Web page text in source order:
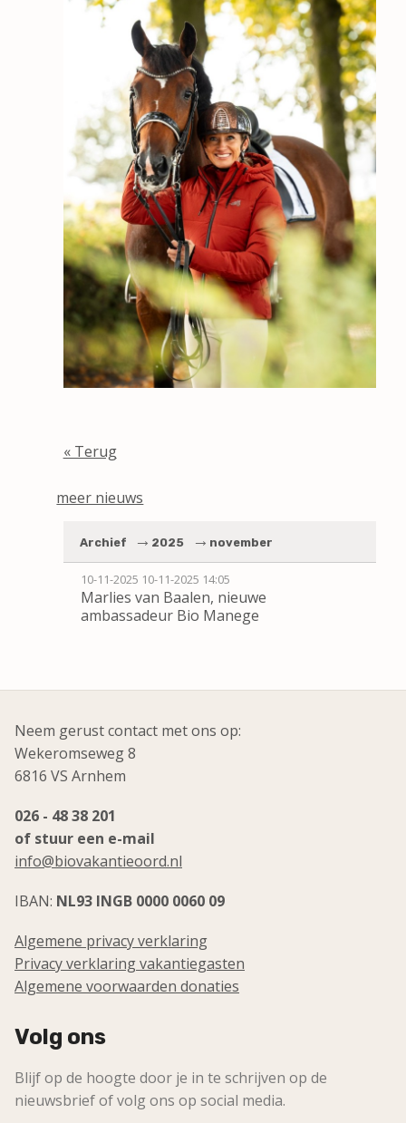
« Terug
meer nieuws
Archief 2025 november
10-11-2025 10-11-2025 14:05
Marlies van Baalen, nieuwe
ambassadeur Bio Manege
Neem gerust contact met ons op:
Wekeromseweg 8
6816 VS Arnhem
026 - 48 38 201
of stuur een e-mail
info@biovakantieoord.nl
IBAN: NL93 INGB 0000 0060 09
Algemene privacy verklaring
Privacy verklaring vakantiegasten
Algemene voorwaarden donaties
Volg ons
Blijf op de hoogte door je in te schrijven op de
nieuwsbrief of volg ons op social media.